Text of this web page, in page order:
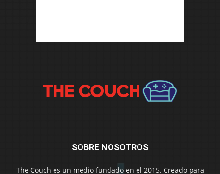
SOBRE NOSOTROS
The Couch es un medio fundado en el 2015. Creado para